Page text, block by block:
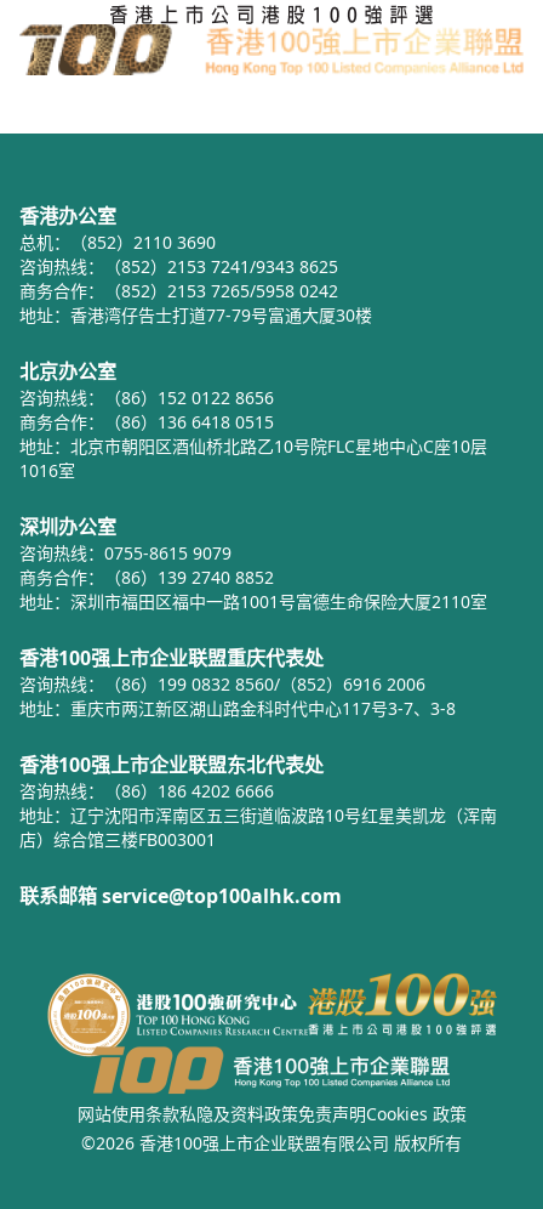
香港办公室
总机：（852）2110 3690
咨询热线：（852）2153 7241/9343 8625
商务合作：（852）2153 7265/5958 0242
地址：香港湾仔告士打道77-79号富通大厦30楼
北京办公室
咨询热线：（86）152 0122 8656
商务合作：（86）136 6418 0515
地址：北京市朝阳区酒仙桥北路乙10号院FLC星地中心C座10层
1016室
深圳办公室
咨询热线：0755-8615 9079
商务合作：（86）139 2740 8852
地址：深圳市福田区福中一路1001号富德生命保险大厦2110室
香港100强上市企业联盟重庆代表处
咨询热线：（86）199 0832 8560/（852）6916 2006
地址：重庆市两江新区湖山路金科时代中心117号3-7、3-8
香港100强上市企业联盟东北代表处
咨询热线：（86）186 4202 6666
地址：辽宁沈阳市浑南区五三街道临波路10号红星美凯龙（浑南
店）综合馆三楼FB003001
联系邮箱 service@top100alhk.com
网站使用条款私隐及资料政策免责声明Cookies 政策
©2026 香港100强上市企业联盟有限公司 版权所有